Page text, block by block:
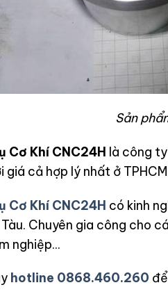
Sản
Cơ Khí CNC24H là công
cả hợp lý nhất ở
Cơ Khí CNC24H có kinh
Chuyên gia công cho
nghiệp…
hotline 0868.460.260